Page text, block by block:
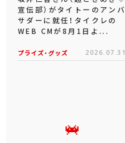
宣伝部）がタイトーのアンバ
サダーに就任！タイクレの
WEB CMが8月1日よ...
プライズ・グッズ 2026.07.31